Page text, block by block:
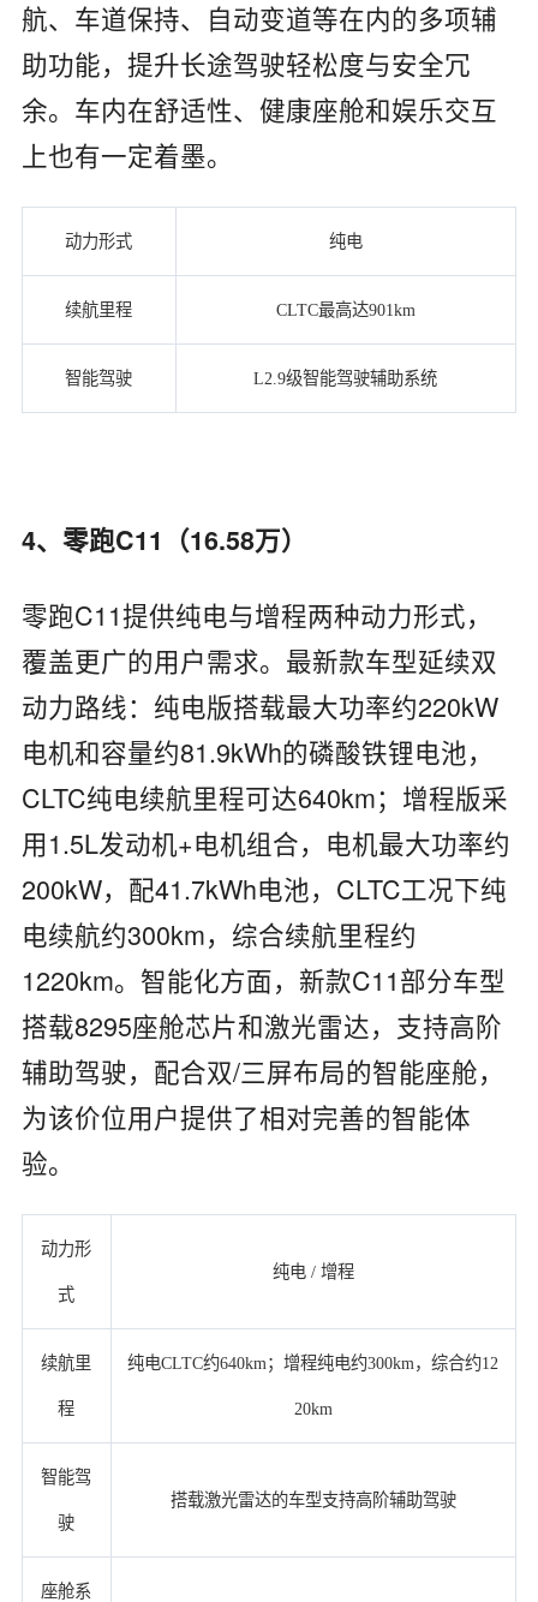
航、车道保持、自动变道等在内的多项辅
助功能，提升长途驾驶轻松度与安全冗
余。车内在舒适性、健康座舱和娱乐交互
上也有一定着墨。
动力形式 纯电
续航里程 CLTC最高达901km
智能驾驶 L2.9级智能驾驶辅助系统
4、零跑C11（16.58万）
零跑C11提供纯电与增程两种动力形式，
覆盖更广的用户需求。最新款车型延续双
动力路线：纯电版搭载最大功率约220kW
电机和容量约81.9kWh的磷酸铁锂电池，
CLTC纯电续航里程可达640km；增程版采
用1.5L发动机+电机组合，电机最大功率约
200kW，配41.7kWh电池，CLTC工况下纯
电续航约300km，综合续航里程约
1220km。智能化方面，新款C11部分车型
搭载8295座舱芯片和激光雷达，支持高阶
辅助驾驶，配合双/三屏布局的智能座舱，
为该价位用户提供了相对完善的智能体
验。
动力形
式
纯电 / 增程
续航里
程
纯电CLTC约640km；增程纯电约300km，综合约12
20km
智能驾
驶
搭载激光雷达的车型支持高阶辅助驾驶
座舱系